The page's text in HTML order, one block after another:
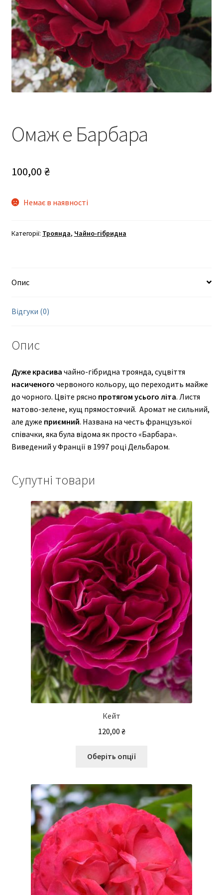
Омаж е Барбара
100,00 ₴
Немає в наявності
Категорії: Троянда, Чайно-гібридна
Опис
Відгуки (0)
Опис
Дуже красива чайно-гібридна троянда, суцвіття
насиченого червоного кольору, що переходить майже
до чорного. Цвіте рясно протягом усього літа. Листя
матово-зелене, кущ прямостоячий. Аромат не сильний,
але дуже приємний. Названа на честь французької
співачки, яка була відома як просто «Барбара».
Виведений у Франції в 1997 році Дельбаром.
Супутні товари
Кейт
120,00 ₴
Оберіть опції
кілька
варіантів.
Параметри
можна
вибрати
на
сторінці
товару